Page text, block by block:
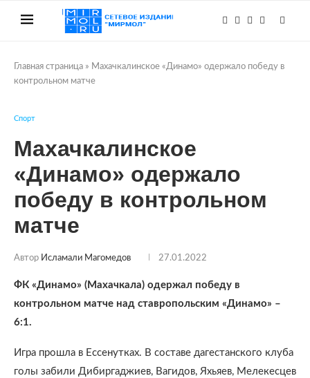
Главная страница » Махачкалинское «Динамо» одержало победу в
контрольном матче
Спорт
Махачкалинское
«Динамо» одержало
победу в контрольном
матче
Автор Исламали Магомедов 27.01.2022
ФК «Динамо» (Махачкала) одержал победу в
контрольном матче над ставропольским «Динамо» –
6:1.
Игра прошла в Ессенутках. В составе дагестанского клуба
голы забили Дибиргаджиев, Вагидов, Яхьяев, Мелекесцев